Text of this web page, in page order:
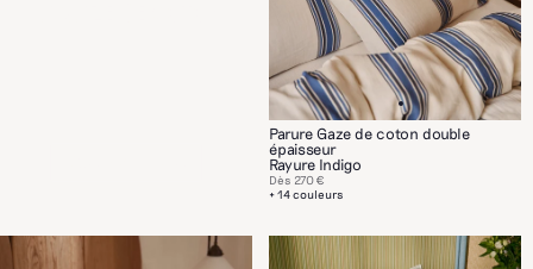
Parure Gaze de coton double
épaisseur
Rayure Indigo
+ 14 couleurs
Dès 270 €